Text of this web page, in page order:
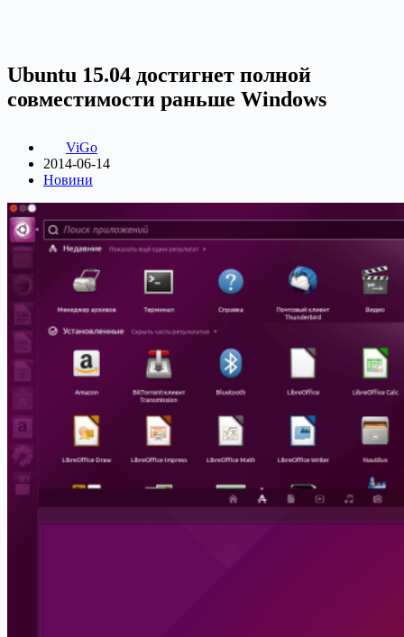
Ubuntu 15.04 достигнет полной
совместимости раньше Windows
ViGo
2014-06-14
Новини